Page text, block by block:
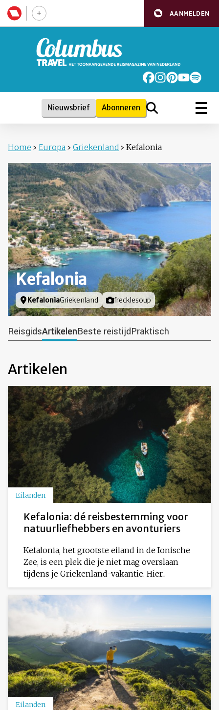
AANMELDEN
Nieuwsbrief Abonneren
Home › Europa › Griekenland › Kefalonia
Kefalonia
Locatie
KefaloniaGriekenland Foto door
frecklesoup
ReisgidsArtikelenBeste reistijdPraktisch
Artikelen
Eilanden
Kefalonia: dé reisbestemming voor
natuurliefhebbers en avonturiers
Kefalonia, het grootste eiland in de Ionische
Zee, is een plek die je niet mag overslaan
tijdens je Griekenland-vakantie. Hier...
Eilanden